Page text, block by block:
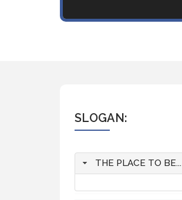
SLOGAN:
THE PLACE TO BE...